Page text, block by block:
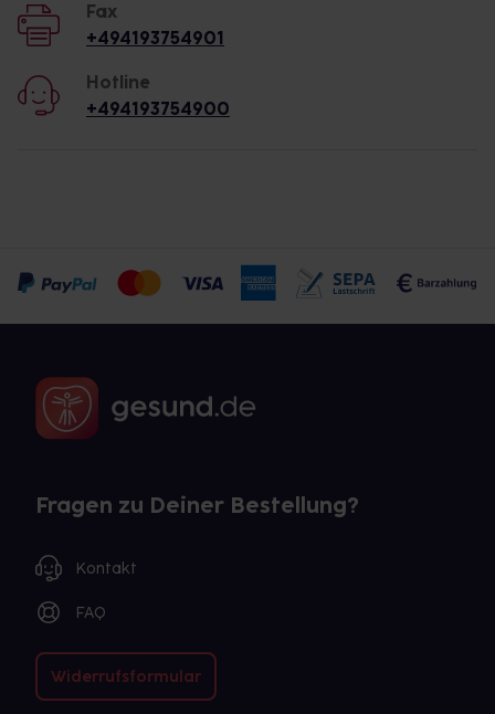
Fax
+494193754901
Hotline
+494193754900
Fragen zu Deiner Bestellung?
Kontakt
FAQ
Widerrufsformular